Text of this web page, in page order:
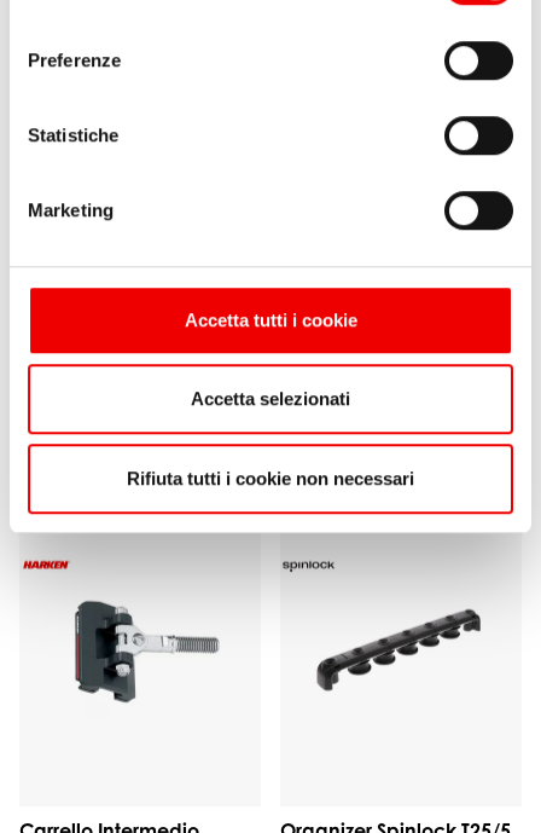
Preferenze
Statistiche
Marketing
Accetta tutti i cookie
Accetta selezionati
Rifiuta tutti i cookie non necessari
da 1.659,00 €
1 varianti
Stopper Spinlock
1 varianti
8% 8%